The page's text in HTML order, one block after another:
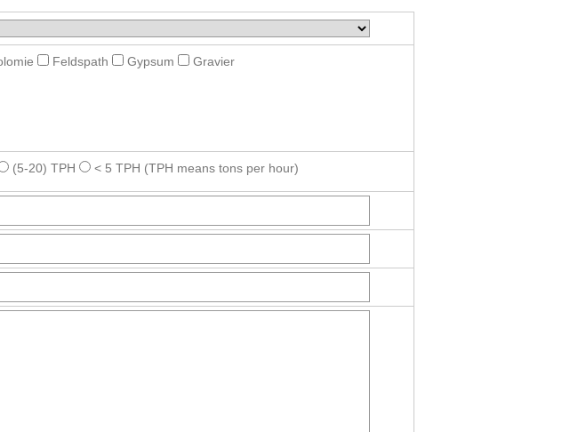
Feldspath Gypsum Gravier
(5-20) TPH < 5 TPH (TPH means tons per hour)